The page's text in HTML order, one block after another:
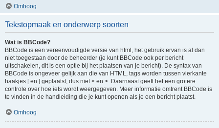
Omhoog
Tekstopmaak en onderwerp soorten
Wat is BBCode?
BBCode is een vereenvoudigde versie van html, het gebruik ervan is al dan
niet toegestaan door de beheerder (je kunt BBCode ook per bericht
uitschakelen, dit is een optie bij het plaatsen van je bericht). De syntax van
BBCode is ongeveer gelijk aan die van HTML, tags worden tussen vierkante
haakjes [ en ] geplaatst, dus niet < en >. Daarnaast geeft het een grotere
controle over hoe iets wordt weergegeven. Meer informatie omtrent BBCode is
te vinden in de handleiding die je kunt openen als je een bericht plaatst.
Omhoog